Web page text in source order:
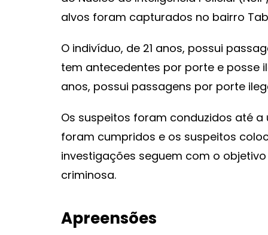
alvos foram capturados no bairro
O indivíduo, de 21 anos, possui
tem antecedentes por porte e posse
anos, possui passagens por porte
Os suspeitos foram conduzidos até
foram cumpridos e os suspeitos
investigações seguem com o
criminosa.
Apreensões